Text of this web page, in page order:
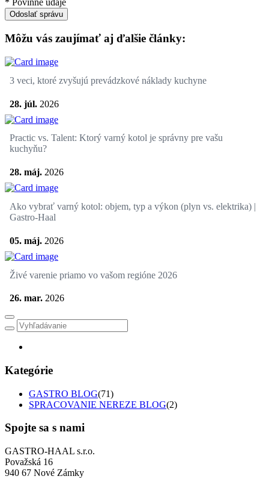
* Povinné údaje
Odoslať správu
Môžu vás zaujímať aj ďalšie články:
3 veci, ktoré zvyšujú prevádzkové náklady kuchyne
28. júl. 2026
Practic vs. Talent: Ktorý varný kotol je správny pre vašu
kuchyňu?
28. máj. 2026
Ako vybrať varný kotol: objem, typ a výkon (plyn vs. elektrika) |
Gastro-Haal
05. máj. 2026
Živé varenie priamo vo vašom regióne 2026
26. mar. 2026
Kategórie
GASTRO BLOG(71)
SPRACOVANIE NEREZE BLOG(2)
Spojte sa s nami
GASTRO-HAAL s.r.o.
Považská 16
940 67 Nové Zámky